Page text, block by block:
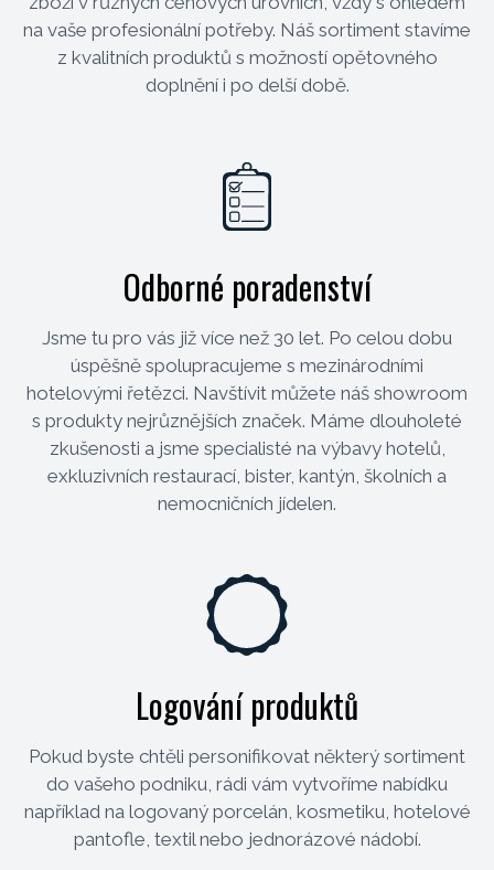
na vaše profesionální potřeby. Náš sortiment stavíme
z kvalitních produktů s možností opětovného
doplnění i po delší době.
Odborné poradenství
Jsme tu pro vás již více než 30 let. Po celou dobu
úspěšně spolupracujeme s mezinárodními
hotelovými řetězci. Navštívit můžete náš showroom
s produkty nejrůznějších značek. Máme dlouholeté
zkušenosti a jsme specialisté na výbavy hotelů,
exkluzivních restaurací, bister, kantýn, školních a
nemocničních jídelen.
Logování produktů
Pokud byste chtěli personifikovat některý sortiment
do vašeho podniku, rádi vám vytvoříme nabídku
například na logovaný porcelán, kosmetiku, hotelové
pantofle, textil nebo jednorázové nádobí.